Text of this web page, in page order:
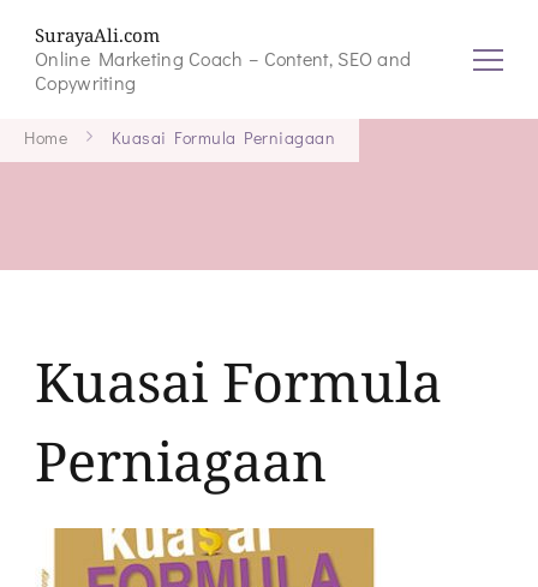
SurayaAli.com
Online Marketing Coach – Content, SEO and
Copywriting
Home Kuasai Formula Perniagaan
Kuasai Formula
Perniagaan